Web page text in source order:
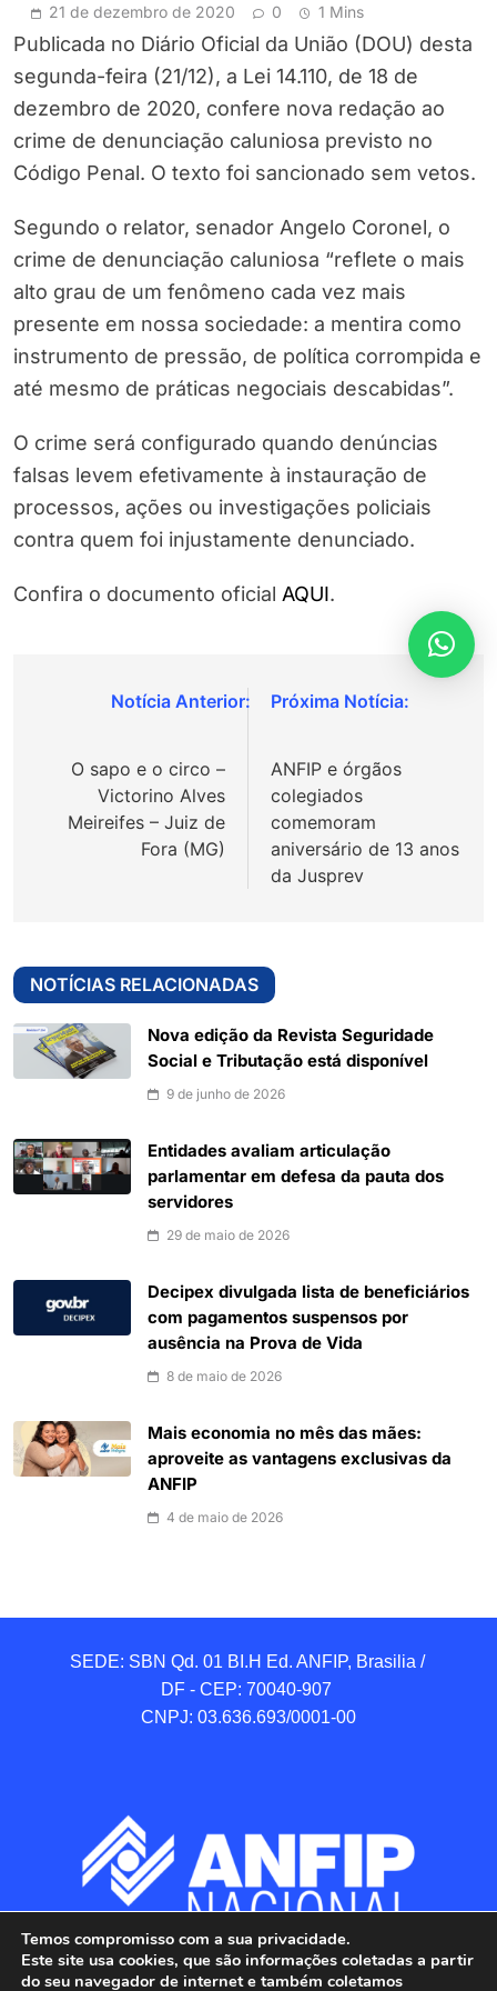
21 de dezembro de 2020 0 1 Mins
Publicada no Diário Oficial da União (DOU) desta
segunda-feira (21/12), a Lei 14.110, de 18 de
dezembro de 2020, confere nova redação ao
crime de denunciação caluniosa previsto no
Código Penal. O texto foi sancionado sem vetos.
Segundo o relator, senador Angelo Coronel, o
crime de denunciação caluniosa “reflete o mais
alto grau de um fenômeno cada vez mais
presente em nossa sociedade: a mentira como
instrumento de pressão, de política corrompida e
até mesmo de práticas negociais descabidas”.
O crime será configurado quando denúncias
falsas levem efetivamente à instauração de
processos, ações ou investigações policiais
contra quem foi injustamente denunciado.
Confira o documento oficial AQUI.
Navegação
Post
O sapo e o circo –
Victorino Alves
Meireifes – Juiz de
Fora (MG)
ANFIP e órgãos
colegiados
comemoram
aniversário de 13 anos
da Jusprev
NOTÍCIAS RELACIONADAS
Nova edição da Revista Seguridade
Social e Tributação está disponível
9 de junho de 2026
Entidades avaliam articulação
parlamentar em defesa da pauta dos
servidores
29 de maio de 2026
Decipex divulgada lista de beneficiários
com pagamentos suspensos por
ausência na Prova de Vida
8 de maio de 2026
Mais economia no mês das mães:
aproveite as vantagens exclusivas da
ANFIP
4 de maio de 2026
SEDE: SBN Qd. 01 BI.H Ed. ANFIP, Brasilia /
DF - CEP: 70040-907
CNPJ: 03.636.693/0001-00
Temos compromisso com a sua privacidade.
Este site usa cookies, que são informações coletadas a partir
do seu navegador de internet e também coletamos